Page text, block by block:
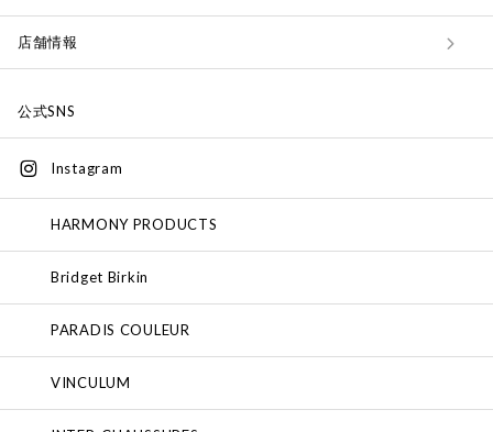
店舗情報
公式SNS
Instagram
HARMONY PRODUCTS
Bridget Birkin
PARADIS COULEUR
VINCULUM